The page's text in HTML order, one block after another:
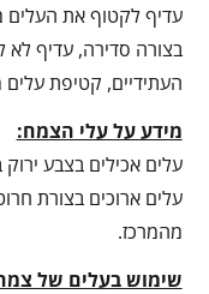
עדיף לקטוף את
בצורה סדירה, עדיף לא
העתידיים, קטיפת
מידע על עלי הצמח:
עלים אכילים בצבע
עלים ארוכים בצורת
מהמרכז.
שימוש בעלים של